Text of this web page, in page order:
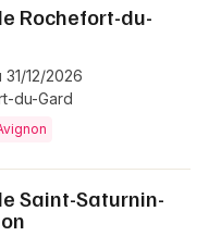
Rochefort-du-
12/2026
du-Gard
Saint-Saturnin-